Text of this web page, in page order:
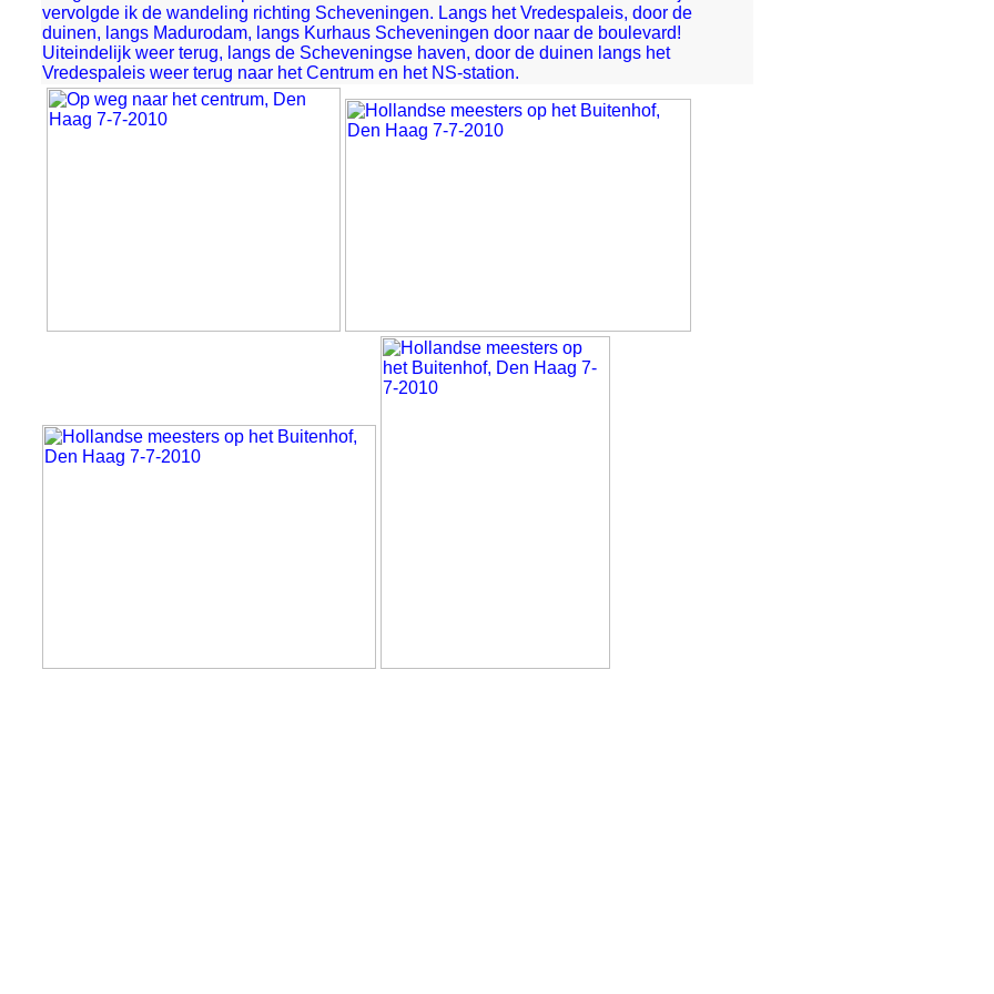
vervolgde ik de wandeling richting Scheveningen. Langs het Vredespaleis, door de
duinen, langs Madurodam, langs Kurhaus Scheveningen door naar de boulevard!
Uiteindelijk weer terug, langs de Scheveningse haven, door de duinen langs het
Vredespaleis weer terug naar het Centrum en het NS-station.